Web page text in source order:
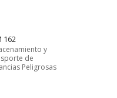
162
y
de
Peligrosas